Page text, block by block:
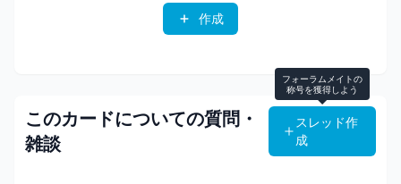
作成
このカードについての質問・
雑談
フォーラムメイトの
称号を獲得しよう
スレッド作
成